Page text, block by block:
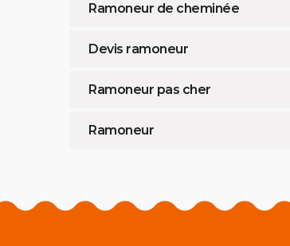
Ramoneur de cheminée
Devis ramoneur
Ramoneur pas cher
Ramoneur